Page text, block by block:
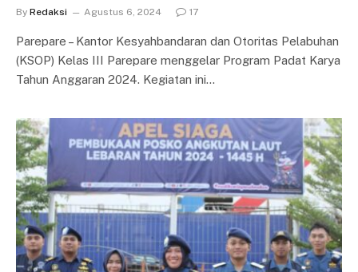
By Redaksi Agustus 6, 2024 17
Parepare – Kantor Kesyahbandaran dan Otoritas Pelabuhan
(KSOP) Kelas III Parepare menggelar Program Padat Karya
Tahun Anggaran 2024. Kegiatan ini…